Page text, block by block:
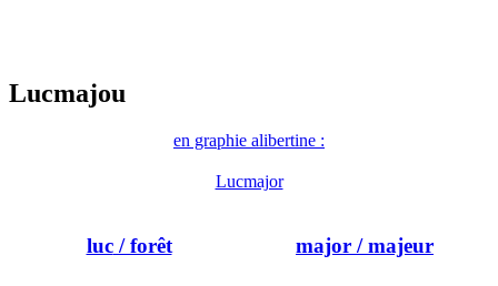
Lucmajou
en graphie alibertine :
Lucmajor
luc/ forêt major / majeur